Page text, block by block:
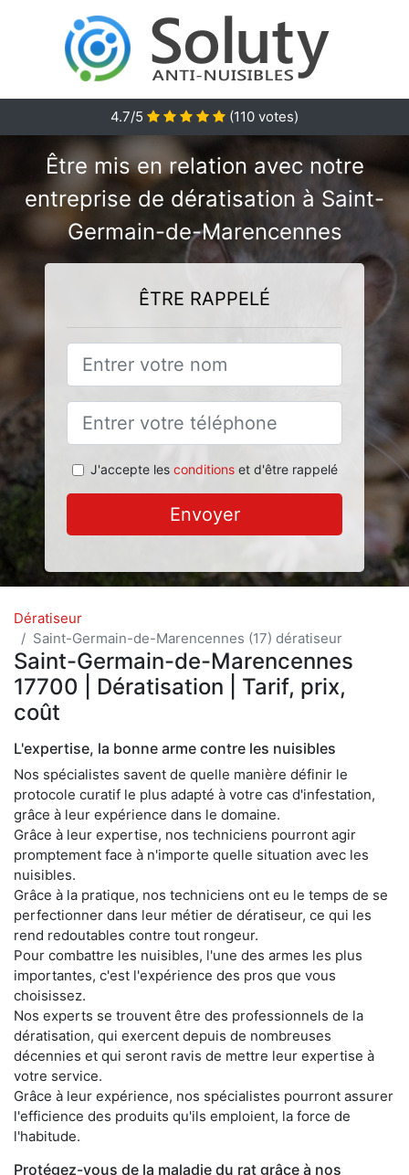
4.7/5 (110 votes)
Être mis en relation avec notre
entreprise de dératisation à Saint-
Germain-de-Marencennes
ÊTRE RAPPELÉ
J'accepte les conditionset d'être rappelé
Envoyer
Dératiseur
Saint-Germain-de-Marencennes (17) dératiseur
Saint-Germain-de-Marencennes
17700 | Dératisation | Tarif, prix,
coût
L'expertise, la bonne arme contre les nuisibles
Nos spécialistes savent de quelle manière définir le
protocole curatif le plus adapté à votre cas d'infestation,
grâce à leur expérience dans le domaine.
Grâce à leur expertise, nos techniciens pourront agir
promptement face à n'importe quelle situation avec les
nuisibles.
Grâce à la pratique, nos techniciens ont eu le temps de se
perfectionner dans leur métier de dératiseur, ce qui les
rend redoutables contre tout rongeur.
Pour combattre les nuisibles, l'une des armes les plus
importantes, c'est l'expérience des pros que vous
choisissez.
Nos experts se trouvent être des professionnels de la
dératisation, qui exercent depuis de nombreuses
décennies et qui seront ravis de mettre leur expertise à
votre service.
Grâce à leur expérience, nos spécialistes pourront assurer
l'efficience des produits qu'ils emploient, la force de
l'habitude.
Protégez-vous de la maladie du rat grâce à nos